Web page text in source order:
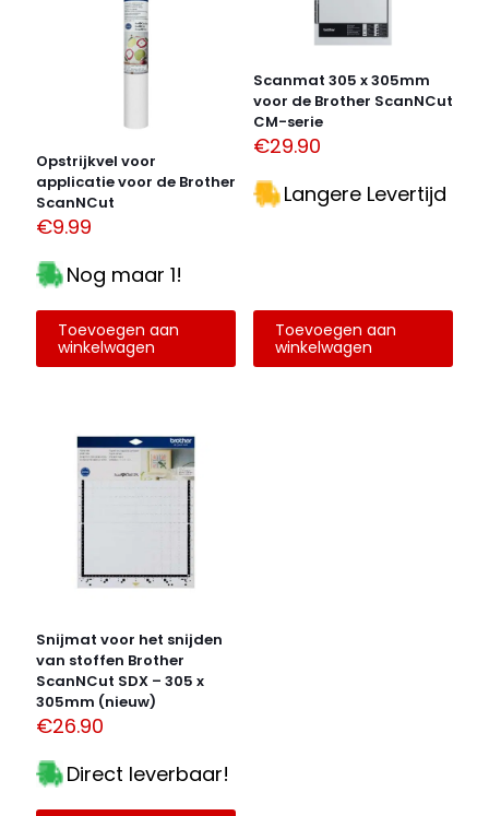
Opstrijkvel voor
applicatie voor de Brother
ScanNCut
€9.99
Nog maar 1!
Toevoegen aan
winkelwagen
Scanmat 305 x 305mm
voor de Brother ScanNCut
CM-serie
€29.90
Langere Levertijd
Toevoegen aan
winkelwagen
Snijmat voor het snijden
van stoffen Brother
ScanNCut SDX – 305 x
305mm (nieuw)
€26.90
Direct leverbaar!